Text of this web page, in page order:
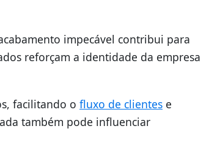
impecável contribui para
reforçam a identidade da empresa
facilitando o fluxo de clientes e
também pode influenciar